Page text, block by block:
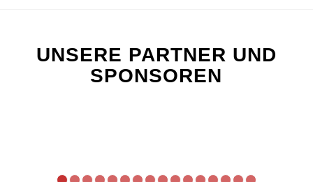
UNSERE PARTNER UND
SPONSOREN